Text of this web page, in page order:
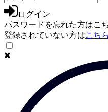
ログイン
パスワードを忘れた方はこ
登録されていない方はこち